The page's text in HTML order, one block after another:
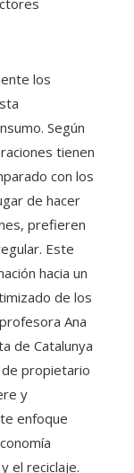
los
Según
tienen
con los
de hacer
prefieren
Este
hacia un
de los
Ana
de Catalunya
propietario
y
enfoque
el reciclaje.